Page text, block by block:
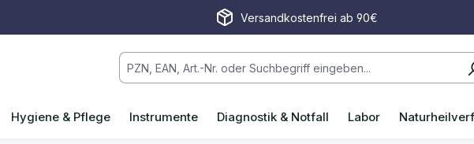
Versandkostenfrei ab 90€
Hygiene & Pflege Instrumente Diagnostik & Notfall Labor